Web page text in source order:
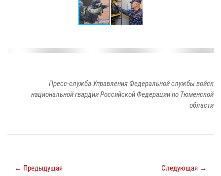
Пресс-служба Управления Федеральной службы войск
национальной гвардии Российской Федерации по Тюменской
области
← Предыдущая Следующая →